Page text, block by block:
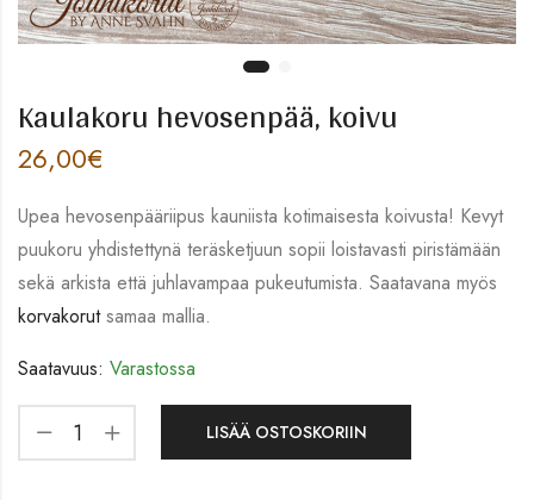
Kaulakoru hevosenpää, koivu
26,00€
Upea hevosenpääriipus kauniista kotimaisesta koivusta! Kevyt
puukoru yhdistettynä teräsketjuun sopii loistavasti piristämään
sekä arkista että juhlavampaa pukeutumista. Saatavana myös
korvakorutsamaa mallia.
Saatavuus: Varastossa
LISÄÄ OSTOSKORIIN